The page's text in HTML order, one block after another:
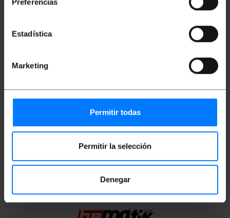
Preferencias
Estadística
Marketing
Permitir todas
Permitir la selección
Denegar
MHz.
Medidas del producto (ancho x profundidad x
alto): 14.0 x 14.0 x 1.8 cm
Número de paquetes: 1
Medidas del paquete: 14.0 x 14.0 x 1.8 cm